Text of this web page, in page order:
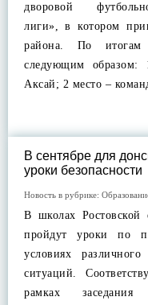
дворовой
лиги», в котором
района. По итогам
следующим
Аксай; 2 место –
В сентябре для
уроки безопасности
Новость в рубрике:
В школах Ростовской
пройдут уроки по
условиях
ситуаций.
рамках